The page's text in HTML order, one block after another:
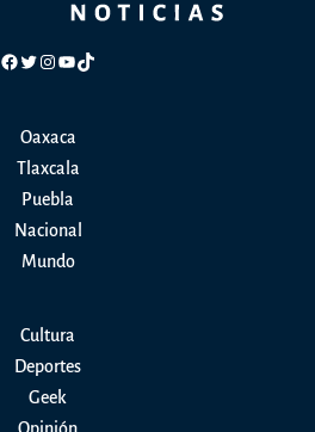
Facebook
Twitter
Instagram
YouTube
TikTok
Oaxaca
Tlaxcala
Puebla
Nacional
Mundo
Cultura
Deportes
Geek